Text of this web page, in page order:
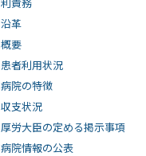
沿革
概要
患者利用状況
病院の特徴
収支状況
厚労大臣の定める掲示事項
病院情報の公表